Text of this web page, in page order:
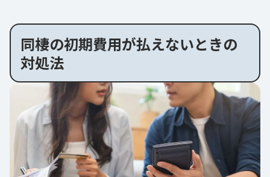
同棲の初期費用が払えないときの
対処法